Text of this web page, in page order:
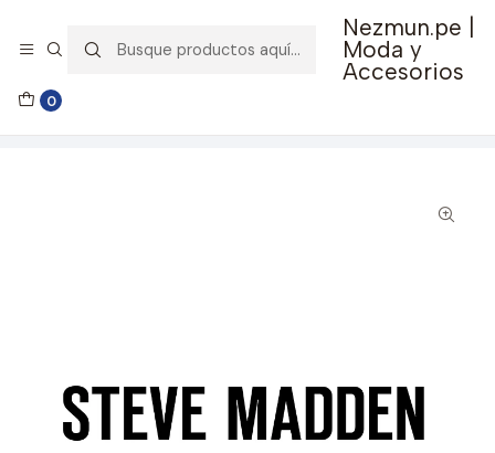
Nezmun.pe |
Moda y
Accesorios
0
🚚 Envío GRATIS por compras mayores a S/ 150